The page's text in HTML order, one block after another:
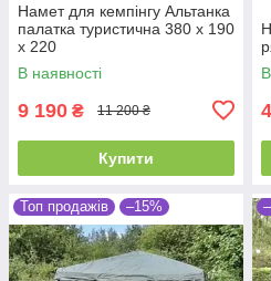
Намет для кемпінгу Альтанка
палатка туристична 380 х 190
х 220
В наявності
9 190 ₴ 11 200 ₴
Купити
Топ продажів –15%